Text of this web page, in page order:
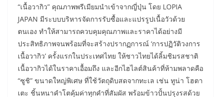
“เนื้อวากิว” คุณภาพพรีเมียมนำเข้าจากญี่ปุ่น โดย LOPIA
JAPAN มีระบบบริหารจัดการรับซื้อและแปรรูปเนื้อวัวด้วย
ตนเอง ทำให้สามารถควบคุมคุณภาพและราคาได้อย่างมี
ประสิทธิภาพจนพร้อมที่จะสร้างปรากฏการณ์ ‘การปฏิวัติวงการ
เนื้อวากิว’ ครั้งแรกในประเทศไทย ให้ชาวไทยได้ลิ้มชิมรสชาติ
เนื้อวากิวได้ในราคาเอื้อมถึง และอีกไฮไลต์สินค้าที่ห้ามพลาดคือ
“ซูชิ” ขนาดใหญ่พิเศษ ที่ใช้วัตถุดิบสดจากทะเล เช่น ทูน่า โฮตา
เตะ ชิ้นหนาคำโตคุ้มค่าทุกคำที่สัมผัส พร้อมข้าวปั้นปรุงรสด้วย